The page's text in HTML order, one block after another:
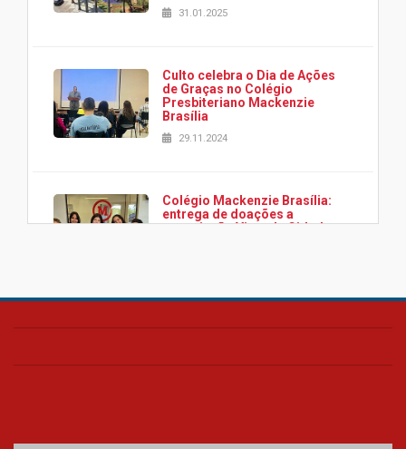
31.01.2025
Culto celebra o Dia de Ações
de Graças no Colégio
Presbiteriano Mackenzie
Brasília
29.11.2024
Colégio Mackenzie Brasília:
entrega de doações a
associação Viver da Cidade
Colégio Presbiteriano
os funcionários